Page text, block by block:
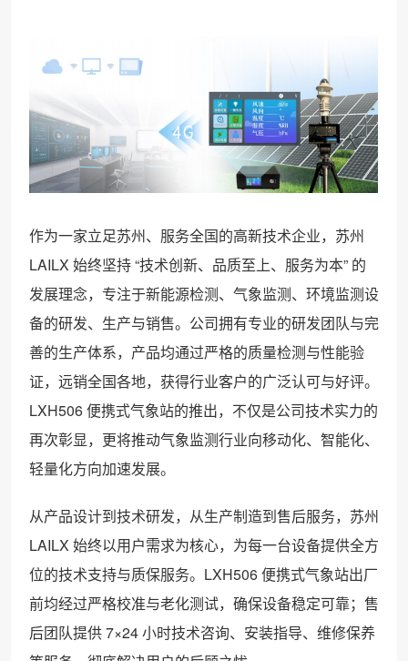
作为一家立足苏州、服务全国的高新技术企业，苏州
LAILX 始终坚持 “技术创新、品质至上、服务为本” 的
发展理念，专注于新能源检测、气象监测、环境监测设
备的研发、生产与销售。公司拥有专业的研发团队与完
善的生产体系，产品均通过严格的质量检测与性能验
证，远销全国各地，获得行业客户的广泛认可与好评。
LXH506 便携式气象站的推出，不仅是公司技术实力的
再次彰显，更将推动气象监测行业向移动化、智能化、
轻量化方向加速发展。
从产品设计到技术研发，从生产制造到售后服务，苏州
LAILX 始终以用户需求为核心，为每一台设备提供全方
位的技术支持与质保服务。LXH506 便携式气象站出厂
前均经过严格校准与老化测试，确保设备稳定可靠；售
后团队提供 7×24 小时技术咨询、安装指导、维修保养